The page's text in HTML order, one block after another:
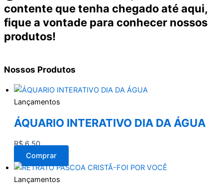
contente que tenha chegado até aqui,
fique a vontade para conhecer nossos
produtos!
Nossos Produtos
Lançamentos
ÁQUARIO INTERATIVO DIA DA ÁGUA
R$6,50
Comprar
Lançamentos